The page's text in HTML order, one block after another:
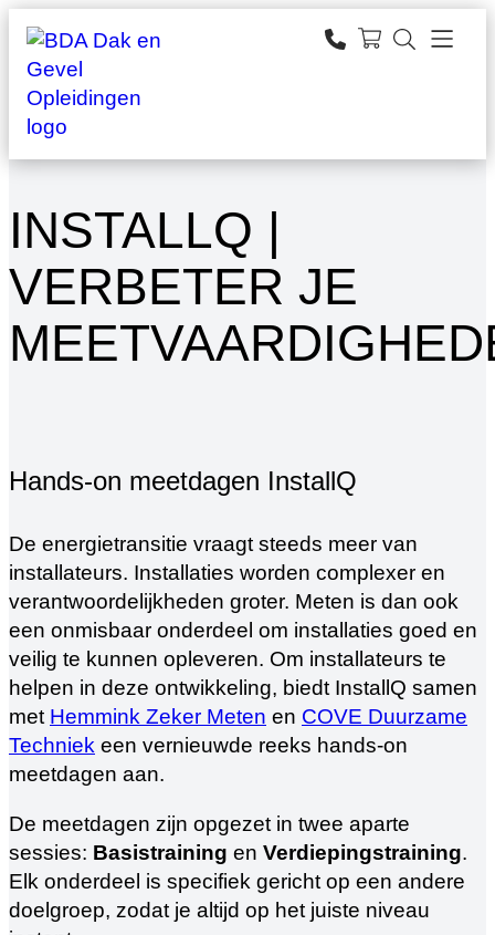
Ga
naar
de
inhoud
INSTALLQ |
VERBETER JE
Hands-on meetdagen InstallQ
De energietransitie vraagt steeds meer van
installateurs. Installaties worden complexer en
verantwoordelijkheden groter. Meten is dan ook
een onmisbaar onderdeel om installaties goed en
veilig te kunnen opleveren. Om installateurs te
helpen in deze ontwikkeling, biedt InstallQ samen
met Hemmink Zeker Meten en COVE Duurzame
Techniek een vernieuwde reeks hands-on
meetdagen aan.
De meetdagen zijn opgezet in twee aparte
sessies: Basistraining en Verdiepingstraining.
Elk onderdeel is specifiek gericht op een andere
doelgroep, zodat je altijd op het juiste niveau